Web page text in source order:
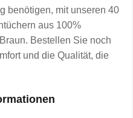
benötigen, mit unseren 40
aus 100%
Bestellen Sie noch
und die Qualität, die